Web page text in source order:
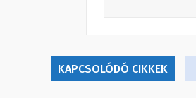
KAPCSOLÓDÓ CIKKEK